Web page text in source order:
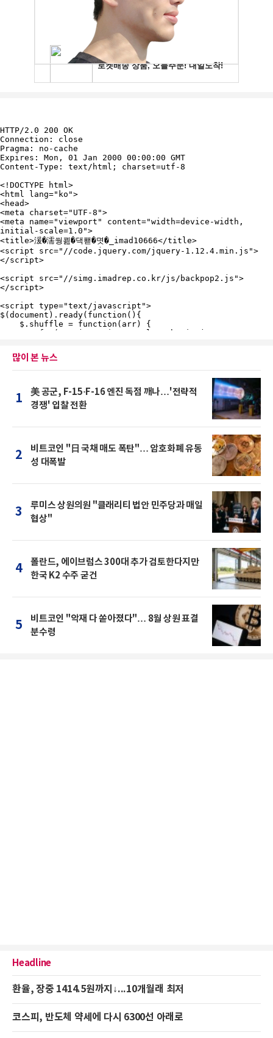
많이 본 뉴스
1
美 공군, F-15·F-16 엔진 독점 깨나…'전략적
경쟁' 입찰 전환
2
비트코인 "日 국채 매도 폭탄"… 암호화폐 유동
성 대폭발
3
루미스 상원의원 "클래리티 법안 민주당과 매일
협상"
4
폴란드, 에이브럼스 300대 추가 검토한다지만
한국 K2 수주 굳건
5
비트코인 "악재 다 쏟아졌다"… 8월 상원 표결
분수령
Headline
환율, 장중 1414.5원까지↓...10개월래 최저
코스피, 반도체 약세에 다시 6300선 아래로